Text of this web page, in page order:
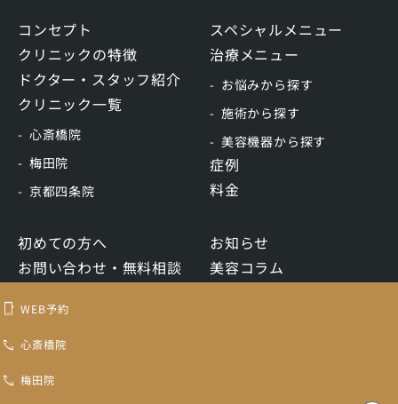
コンセプト
クリニックの特徴
ドクター・スタッフ紹介
クリニック一覧
心斎橋院
梅田院
京都四条院
スペシャルメニュー
治療メニュー
お悩みから探す
施術から探す
美容機器から探す
症例
料金
初めての方へ
お問い合わせ・無料相談
LINE予約
お知らせ
美容コラム
トキコクリニック認定再生医療等委員会
WEB予約
心斎橋院
梅田院